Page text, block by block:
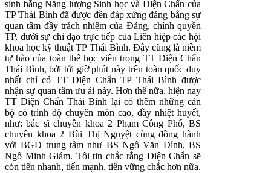
sinh bằng Năng lượng Sinh học và Diện Chẩn của
TP Thái Bình đã được đền đáp xứng đáng bằng sự
quan tâm đầy trách nhiệm của Đảng, chính quyền
TP, dưới sự chỉ đạo trực tiếp của Liên hiệp các hội
khoa học kỹ thuật TP Thái Bình. Đây cũng là niềm
tự hào của toàn thể học viên trong TT Diện Chẩn
Thái Bình, bởi tới giờ phút này trên toàn quốc duy
nhất chỉ có TT Diện Chẩn TP Thái Bình được
nhận sự quan tâm ưu ái này. Hơn thế nữa, hiện nay
TT Diện Chẩn Thái Bình lại có thêm những cán
bộ có trình độ chuyên môn cao, đầy nhiệt huyết,
như: bác sĩ chuyên khoa 2 Phạm Công Phổ, BS
chuyên khoa 2 Bùi Thị Nguyệt cùng đồng hành
với BGĐ trung tâm như BS Ngô Văn Đỉnh, BS
Ngô Minh Giám. Tôi tin chắc rằng Diện Chẩn sẽ
còn tiến nhanh, tiến mạnh, tiến vững chắc hơn nữa.